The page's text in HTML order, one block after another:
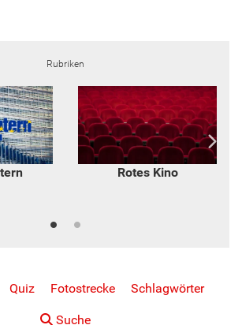
Rubriken
Widerspruch - von Inge
Quiz Fotostrecke Schlagwörter
Suche